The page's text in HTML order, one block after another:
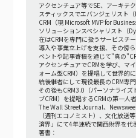
アクセンチュア等でSE、アーキテ
スティックスでエバンジェリスト
CRM（現 Microsoft MVP for
ソリューションスペシャリスト（
在はCRMを専門に扱うサービスチ
導入や事業立上げを支援、その傍
ベントや記事寄稿を通じて"真の
アクセンチュアでCRMを学び、マ
ォーム型CRM）を提唱して世界的
統後継者にして現役最長のCRM専
その後もCRM3.0（パーソナライズ
ブCRM）を提唱するCRMの第一人
The Wall Street Journal、
（週刊エコノミスト）、文化放送
済界」にて4年連続で関西財界を代
著書：